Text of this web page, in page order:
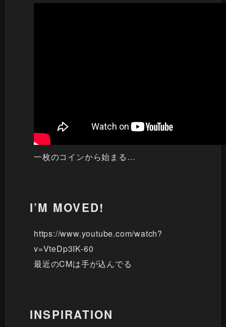
一枚のコインから始まる…
I’M MOVED!
https://www.youtube.com/watch?
v=VteDp3IK-60
最近のCMは手が込んでる
INSPIRATION